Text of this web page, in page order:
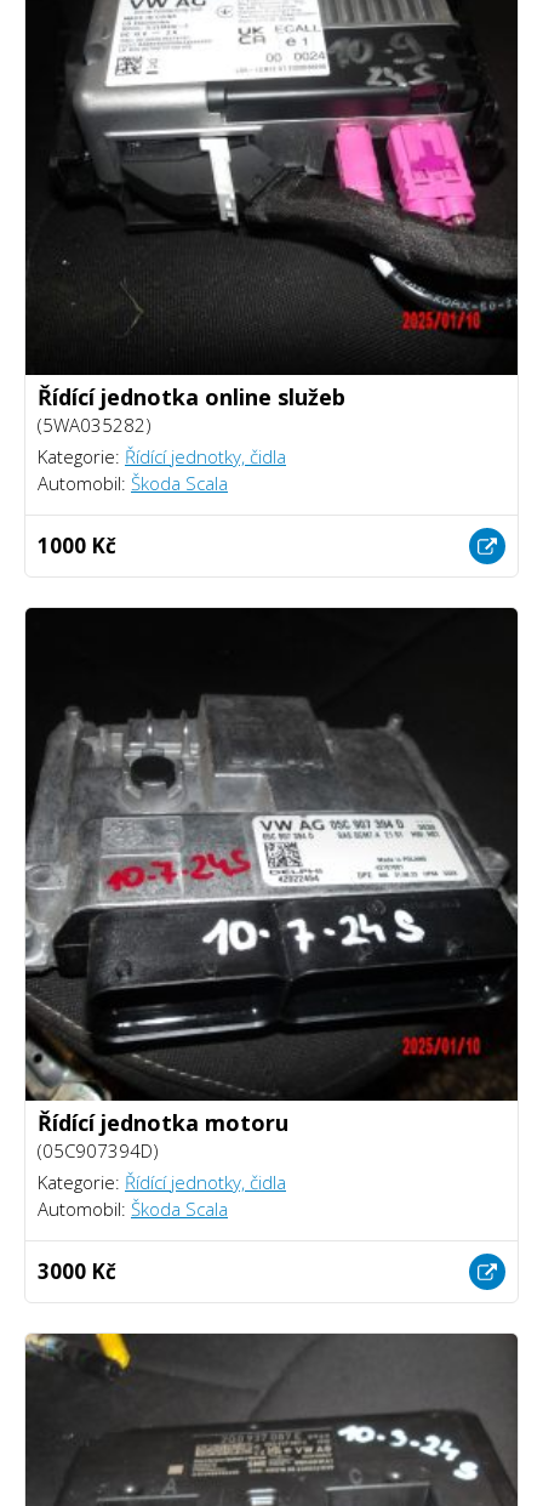
Řídící jednotka online služeb
(5WA035282)
Kategorie: Řídící jednotky, čidla
Automobil: Škoda Scala
1000 Kč
Řídící jednotka motoru
(05C907394D)
Kategorie: Řídící jednotky, čidla
Automobil: Škoda Scala
3000 Kč